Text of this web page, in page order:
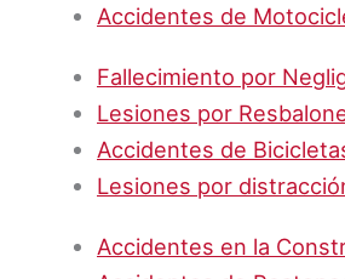
Accidentes de
Fallecimiento por
Lesiones por
Accidentes de
Lesiones por
Accidentes en la